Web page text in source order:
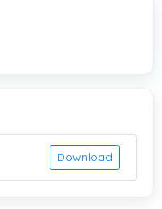
Download